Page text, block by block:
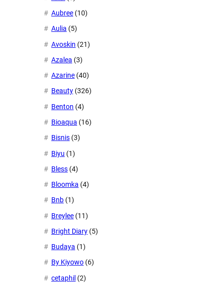
Aubree (10)
Aulia (5)
Avoskin (21)
Azalea (3)
Azarine (40)
Beauty (326)
Benton (4)
Bioaqua (16)
Bisnis (3)
Biyu (1)
Bless (4)
Bloomka (4)
Bnb (1)
Breylee (11)
Bright Diary (5)
Budaya (1)
By Kiyowo (6)
cetaphil (2)